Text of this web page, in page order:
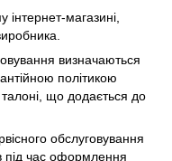
інтернет-магазині,
визначаються
політикою
талоні, що додається до
обслуговування
під час оформлення